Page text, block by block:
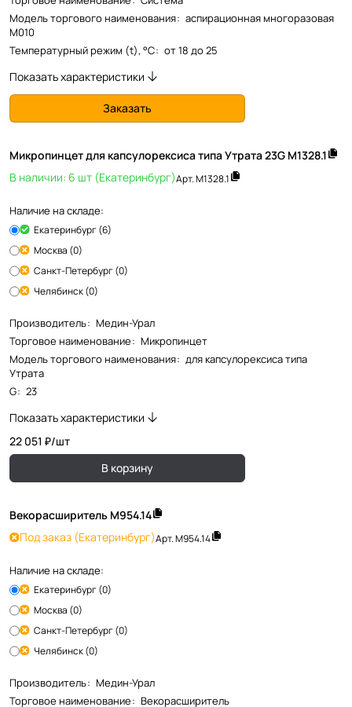
Модель торгового наименования: аспирационная многоразовая
М010
Температурный режим (t), °С: от 18 до 25
Показать характеристики
Заказать
Микропинцет для капсулорексиса типа Утрата 23G М1328.1
В наличии: 6 шт (Екатеринбург)Арт.М1328.1
Наличие на складе:
Екатеринбург (6)
Москва (0)
Санкт-Петербург (0)
Челябинск (0)
Производитель: Медин-Урал
Торговое наименование: Микропинцет
Модель торгового наименования: для капсулорексиса типа
Утрата
G: 23
Показать характеристики
22 051 ₽/шт
В корзину
Векорасширитель М954.14
Под заказ (Екатеринбург)Арт.М954.14
Наличие на складе:
Екатеринбург (0)
Москва (0)
Санкт-Петербург (0)
Челябинск (0)
Производитель: Медин-Урал
Торговое наименование: Векорасширитель